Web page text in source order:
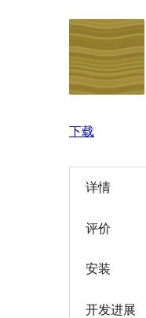
下载
详情
评价
安装
开发进展